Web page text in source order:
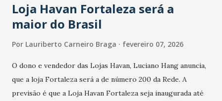
Loja Havan Fortaleza será a
maior do Brasil
Por Lauriberto Carneiro Braga fevereiro 07, 2026
O dono e vendedor das Lojas Havan, Luciano Hang anuncia,
que a loja Fortaleza será a de número 200 da Rede. A
previsão é que a Loja Havan Fortaleza seja inaugurada até